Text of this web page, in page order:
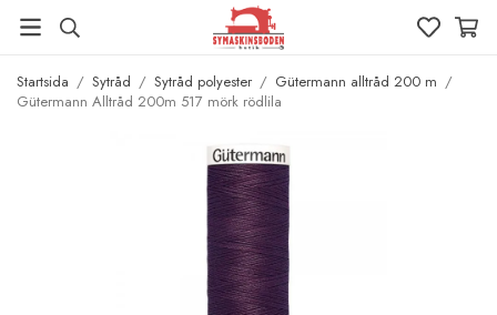
Startsida / Sytråd / Sytråd polyester / Gütermann alltråd 200 m /
Gütermann Alltråd 200m 517 mörk rödlila